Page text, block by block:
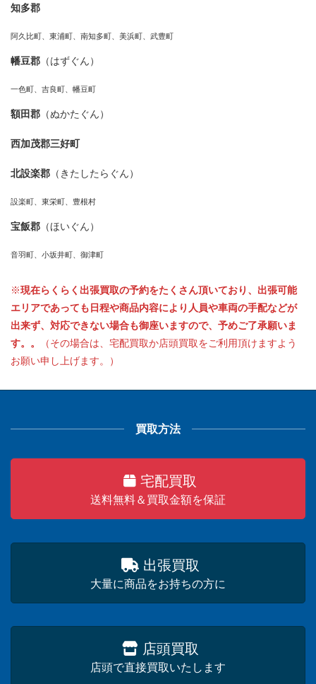
知多郡
阿久比町、東浦町、南知多町、美浜町、武豊町
幡豆郡 （はずぐん）
一色町、吉良町、幡豆町
額田郡 （ぬかたぐん）
西加茂郡三好町
北設楽郡 （きたしたらぐん）
設楽町、東栄町、豊根村
宝飯郡 （ほいぐん）
音羽町、小坂井町、御津町
※現在らくらく出張買取の予約をたくさん頂いており、出張可能
エリアであっても日程や商品内容により人員や車両の手配などが
出来ず、対応できない場合も御座いますので、予めご了承願いま
す。。
（その場合は、宅配買取か店頭買取をご利用頂けますよう
お願い申し上げます。）
買取方法
宅配買取
送料無料＆買取金額を保証
出張買取
大量に商品をお持ちの方に
店頭買取
店頭で直接買取いたします